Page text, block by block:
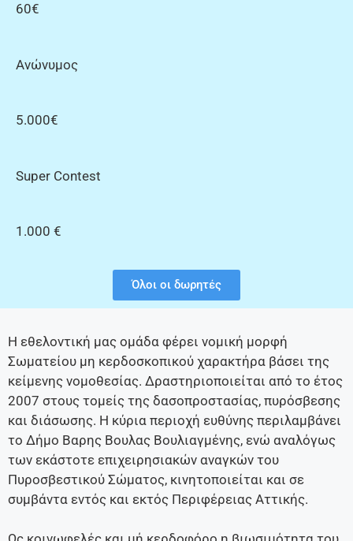
60€
Ανώνυμος
5.000€
Super Contest
1.000 €
Όλοι οι δωρητές
Η εθελοντική μας ομάδα φέρει νομική μορφή
Σωματείου μη κερδοσκοπικού χαρακτήρα βάσει της
κείμενης νομοθεσίας. Δραστηριοποιείται από το έτος
2007 στους τομείς της δασοπροστασίας, πυρόσβεσης
και διάσωσης. Η κύρια περιοχή ευθύνης περιλαμβάνει
το Δήμο Βαρης Βουλας Βουλιαγμένης, ενώ αναλόγως
των εκάστοτε επιχειρησιακών αναγκών του
Πυροσβεστικού Σώματος, κινητοποιείται και σε
συμβάντα εντός και εκτός Περιφέρειας Αττικής.